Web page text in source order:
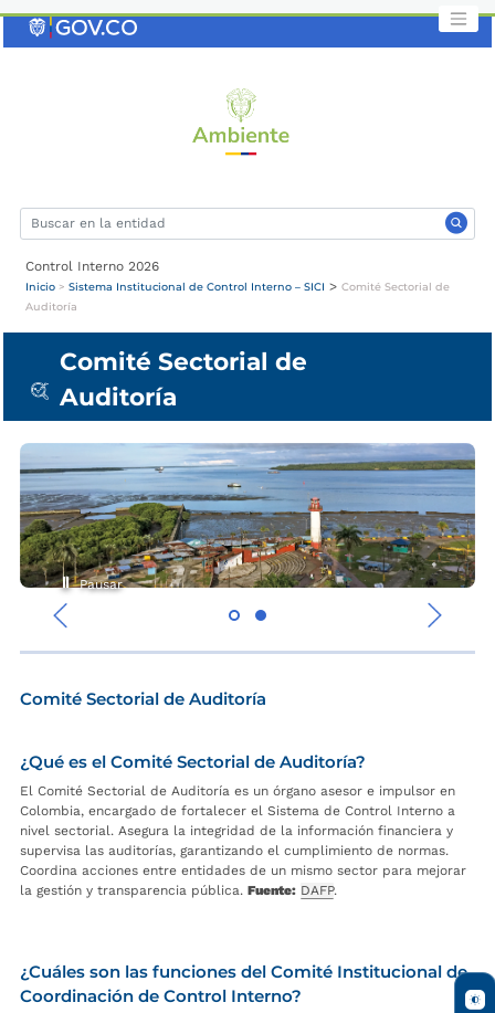
Control Interno 2026
Inicio > Sistema Institucional de Control Interno – SICI > Comité Sectorial de
Auditoría
Comité Sectorial de
Auditoría
‹
›
Pausar
Comité Sectorial de Auditoría
¿Qué es el Comité Sectorial de Auditoría?
El Comité Sectorial de Auditoría es un órgano asesor e impulsor en
Colombia, encargado de fortalecer el Sistema de Control Interno a
nivel sectorial. Asegura la integridad de la información financiera y
supervisa las auditorías, garantizando el cumplimiento de normas.
Coordina acciones entre entidades de un mismo sector para mejorar
la gestión y transparencia pública. Fuente: DAFP.
¿Cuáles son las funciones del Comité Institucional de
Coordinación de Control Interno?